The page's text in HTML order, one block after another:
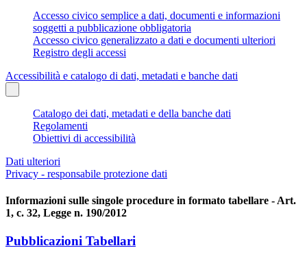
Accesso civico semplice a dati, documenti e informazioni
soggetti a pubblicazione obbligatoria
Accesso civico generalizzato a dati e documenti ulteriori
Registro degli accessi
Accessibilità e catalogo di dati, metadati e banche dati
Catalogo dei dati, metadati e della banche dati
Regolamenti
Obiettivi di accessibilità
Dati ulteriori
Privacy - responsabile protezione dati
Informazioni sulle singole procedure in formato tabellare - Art.
1, c. 32, Legge n. 190/2012
Pubblicazioni Tabellari